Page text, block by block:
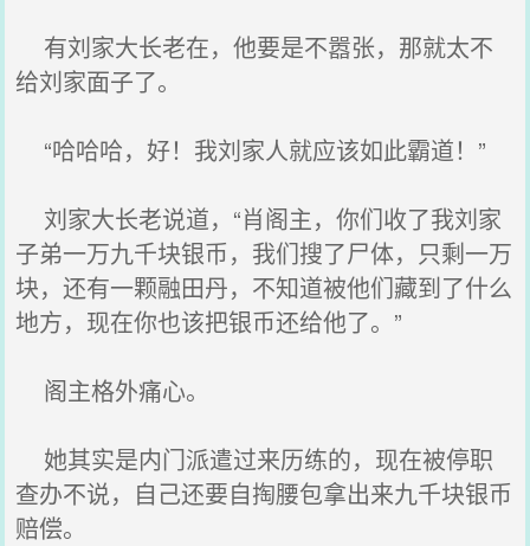
有刘家大长老在，他要是不嚣张，那就太不
给刘家面子了。
“哈哈哈，好！我刘家人就应该如此霸道！”
刘家大长老说道，“肖阁主，你们收了我刘家
子弟一万九千块银币，我们搜了尸体，只剩一万
块，还有一颗融田丹，不知道被他们藏到了什么
地方，现在你也该把银币还给他了。”
阁主格外痛心。
她其实是内门派遣过来历练的，现在被停职
查办不说，自己还要自掏腰包拿出来九千块银币
赔偿。